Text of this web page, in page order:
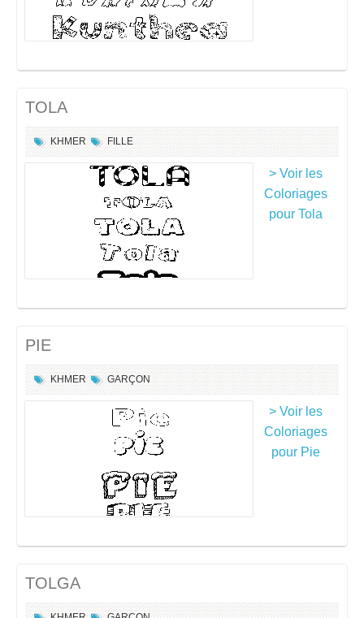
TOLA
KHMER FILLE
> Voir les
Coloriages
pour Tola
PIE
KHMER GARÇON
> Voir les
Coloriages
pour Pie
TOLGA